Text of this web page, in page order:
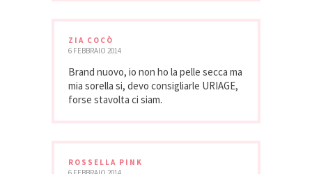
ZIA COCÒ
6 FEBBRAIO 2014
Brand nuovo, io non ho la pelle secca ma
mia sorella si, devo consigliarle URIAGE,
forse stavolta ci siam.
ROSSELLA PINK